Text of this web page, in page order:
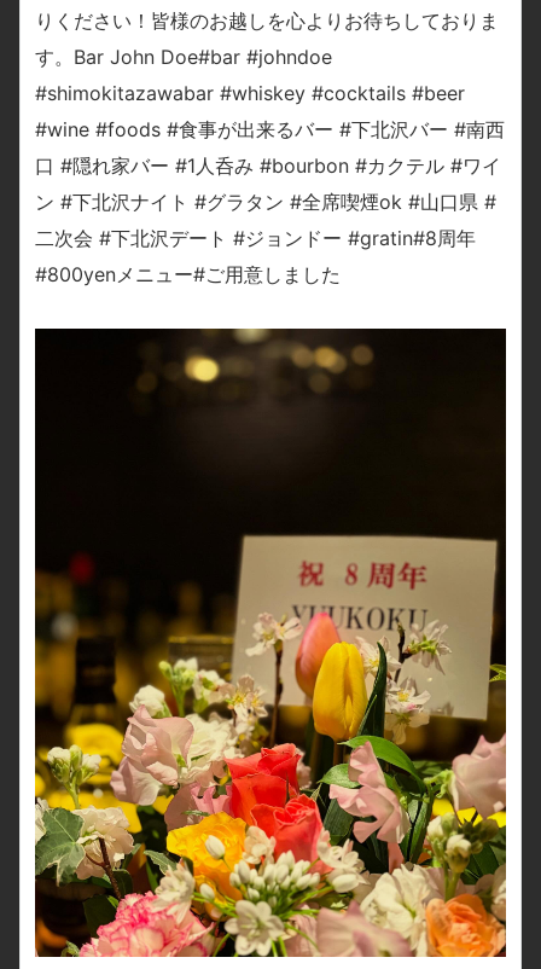
りください！皆様のお越しを心よりお待ちしておりま
す。Bar John Doe#bar #johndoe
#shimokitazawabar #whiskey #cocktails #beer
#wine #foods #食事が出来るバー #下北沢バー #南西
口 #隠れ家バー #1人呑み #bourbon #カクテル #ワイ
ン #下北沢ナイト #グラタン #全席喫煙ok #山口県 #
二次会 #下北沢デート #ジョンドー #gratin#8周年
#800yenメニュー#ご用意しました